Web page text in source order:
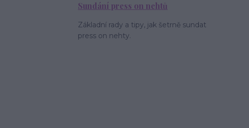
Sundání press on nehtů
Základní rady a tipy, jak šetrně sundat
press on nehty.